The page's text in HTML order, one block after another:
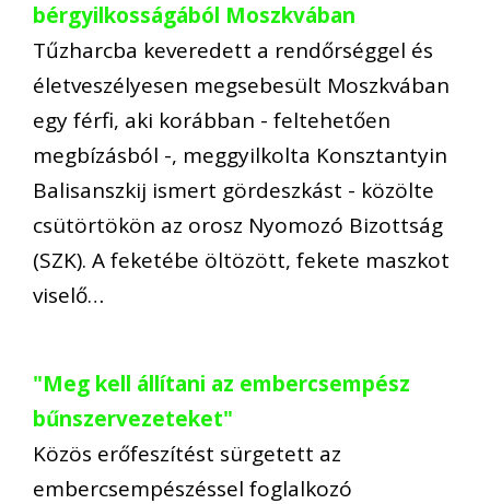
bérgyilkosságából Moszkvában
Tűzharcba keveredett a rendőrséggel és
életveszélyesen megsebesült Moszkvában
egy férfi, aki korábban - feltehetően
megbízásból -, meggyilkolta Konsztantyin
Balisanszkij ismert gördeszkást - közölte
csütörtökön az orosz Nyomozó Bizottság
(SZK). A feketébe öltözött, fekete maszkot
viselő…
"Meg kell állítani az embercsempész
bűnszervezeteket"
Közös erőfeszítést sürgetett az
embercsempészéssel foglalkozó